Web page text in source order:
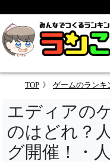
TOP ゲームのランキ
エディアの
のはどれ？
グ開催！・